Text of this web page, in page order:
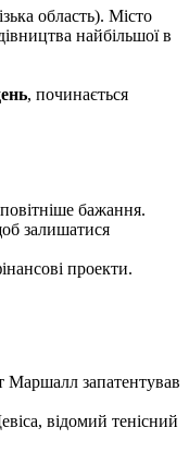
область). Місто
найбільшої в
, починається
бажання.
залишатися
проекти.
Маршалл запатентував
відомий тенісний